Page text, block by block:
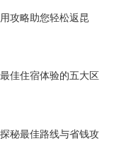
攻略助您轻松返昆
佳住宿体验的五大区
秘最佳路线与省钱攻